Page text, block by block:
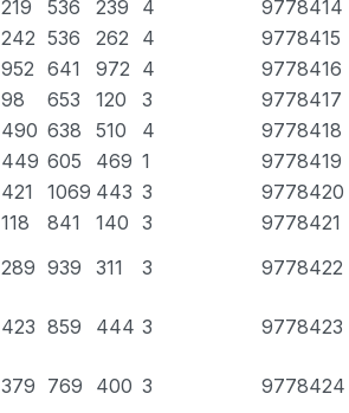
219 536 239 4 9778414
242 536 262 4 9778415
952 641 972 4 9778416
98 653 120 3 9778417
490 638 510 4 9778418
449 605 469 1 9778419
421 1069 443 3 9778420
118 841 140 3 9778421
289 939 311 3 9778422
423 859 444 3 9778423
379 769 400 3 9778424